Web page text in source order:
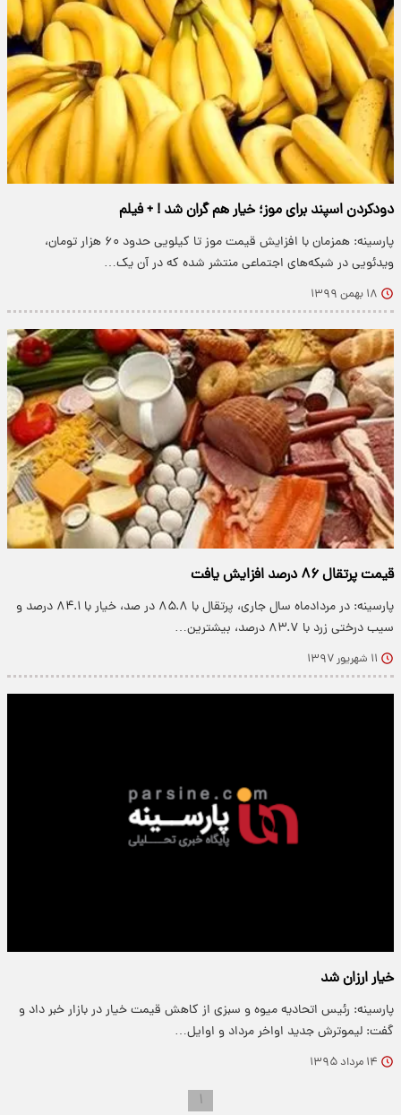
دودکردن اسپند برای موز؛ خیار هم گران شد ! + فیلم
پارسینه: همزمان با افزایش قیمت موز تا کیلویی حدود ۶۰ هزار تومان،
ویدئویی در شبکه‌های اجتماعی منتشر شده که در آن یک…
۱۸ بهمن ۱۳۹۹
قیمت پرتقال ۸۶ درصد افزایش یافت
پارسینه: در مردادماه سال جاری، پرتقال با ۸۵.۸ در صد، خیار با ۸۴.۱ درصد و
سیب درختی زرد با ۸۳.۷ درصد، بیشترین…
۱۱ شهریور ۱۳۹۷
خیار ارزان شد
پارسینه: رئیس اتحادیه میوه و سبزی از کاهش قیمت خیار در بازار خبر داد و
گفت: لیموترش جدید اواخر مرداد و اوایل…
۱۴ مرداد ۱۳۹۵
۱